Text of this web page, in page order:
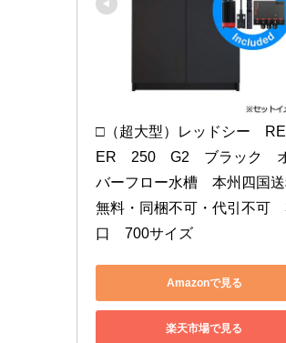
□（超大型）レッドシー　
ER　250　G2　ブラック　
バーフロー水槽　本州四国
無料・同梱不可・代引不可
口　700サイズ
Amazonで見る
楽天市場で見る